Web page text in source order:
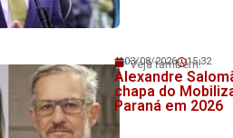
Veja também!
03/08/2026 15:32
Alexandre
chapa do
Paraná em 2026